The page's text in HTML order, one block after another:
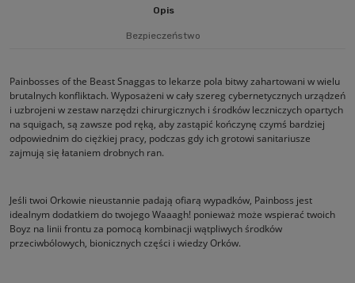
Opis
Bezpieczeństwo
Painbosses of the Beast Snaggas to lekarze pola bitwy zahartowani w wielu
brutalnych konfliktach. Wyposażeni w cały szereg cybernetycznych urządzeń
i uzbrojeni w zestaw narzędzi chirurgicznych i środków leczniczych opartych
na squigach, są zawsze pod ręką, aby zastąpić kończynę czymś bardziej
odpowiednim do ciężkiej pracy, podczas gdy ich grotowi sanitariusze
zajmują się łataniem drobnych ran.
Jeśli twoi Orkowie nieustannie padają ofiarą wypadków, Painboss jest
idealnym dodatkiem do twojego Waaagh! ponieważ może wspierać twoich
Boyz na linii frontu za pomocą kombinacji wątpliwych środków
przeciwbólowych, bionicznych części i wiedzy Orków.